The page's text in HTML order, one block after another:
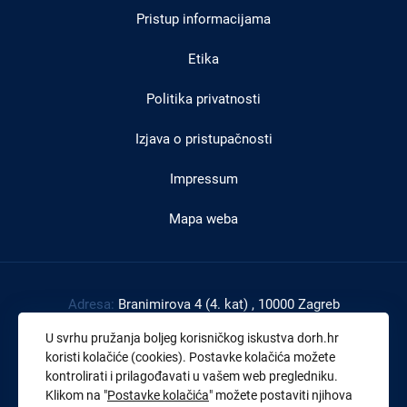
Pristup informacijama
Etika
Politika privatnosti
Izjava o pristupačnosti
Impressum
Mapa weba
Adresa: Branimirova 4 (4. kat) , 10000 Zagreb
Tel: +385 1 4591 888
Faks:+385 1 4591 816
OIB:43539267895
U svrhu pružanja boljeg korisničkog iskustva dorh.hr
koristi kolačiće (cookies). Postavke kolačića možete
kontrolirati i prilagođavati u vašem web pregledniku.
Klikom na "Postavke kolačića" možete postaviti njihova